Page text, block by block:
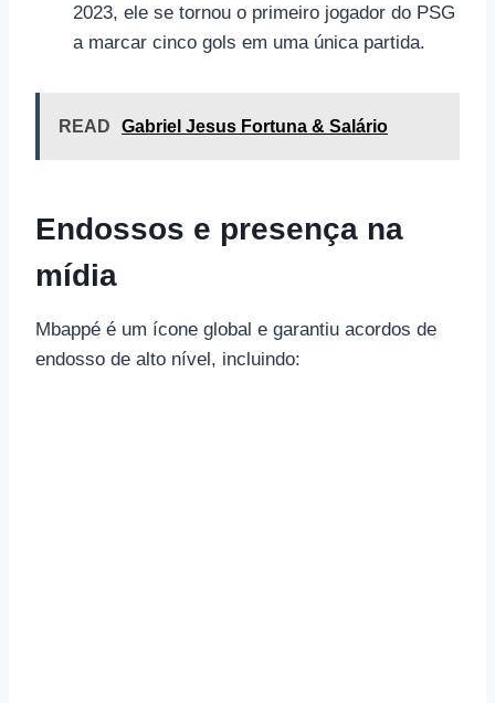
2023, ele se tornou o primeiro jogador do PSG
a marcar cinco gols em uma única partida.
READ Gabriel Jesus Fortuna & Salário
Endossos e presença na
mídia
Mbappé é um ícone global e garantiu acordos de
endosso de alto nível, incluindo: